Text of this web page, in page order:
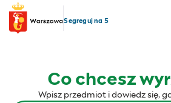
Przejdź do treści
Segreguj na 5
Co chcesz
Wpisz przedmiot i dowiedz się,